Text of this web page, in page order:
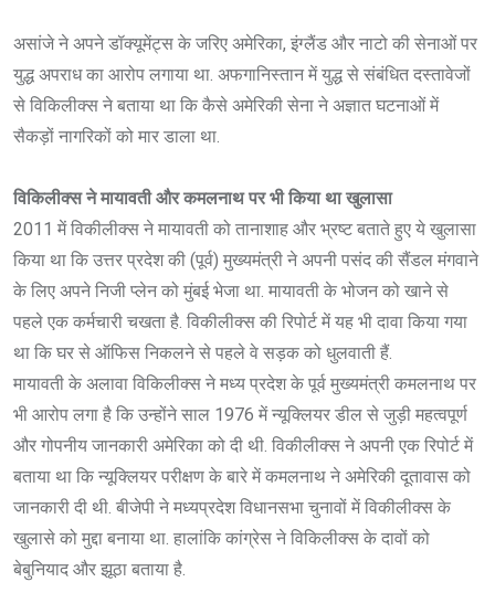
असांजे ने अपने डॉक्यूमेंट्स के जरिए अमेरिका, इंग्लैंड और नाटो की सेनाओं पर
युद्ध अपराध का आरोप लगाया था. अफगानिस्तान में युद्ध से संबंधित दस्तावेजों
से विकिलीक्स ने बताया था कि कैसे अमेरिकी सेना ने अज्ञात घटनाओं में
सैकड़ों नागरिकों को मार डाला था.
विकिलीक्स ने मायावती और कमलनाथ पर भी किया था खुलासा
2011 में विकीलीक्स ने मायावती को तानाशाह और भ्रष्ट बताते हुए ये खुलासा
किया था कि उत्तर प्रदेश की (पूर्व) मुख्यमंत्री ने अपनी पसंद की सैंडल मंगवाने
के लिए अपने निजी प्लेन को मुंबई भेजा था. मायावती के भोजन को खाने से
पहले एक कर्मचारी चखता है. विकीलीक्स की रिपोर्ट में यह भी दावा किया गया
था कि घर से ऑफिस निकलने से पहले वे सड़क को धुलवाती हैं.
मायावती के अलावा विकिलीक्स ने मध्य प्रदेश के पूर्व मुख्यमंत्री कमलनाथ पर
भी आरोप लगा है कि उन्होंने साल 1976 में न्यूक्लियर डील से जुड़ी महत्वपूर्ण
और गोपनीय जानकारी अमेरिका को दी थी. विकीलीक्स ने अपनी एक रिपोर्ट में
बताया था कि न्यूक्लियर परीक्षण के बारे में कमलनाथ ने अमेरिकी दूतावास को
जानकारी दी थी. बीजेपी ने मध्यप्रदेश विधानसभा चुनावों में विकीलीक्स के
खुलासे को मुद्दा बनाया था. हालांकि कांग्रेस ने विकिलीक्स के दावों को
बेबुनियाद और झूठा बताया है.